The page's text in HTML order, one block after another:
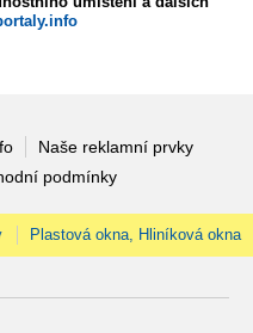
Naše reklamní prvky
podmínky
Plastová okna, Hliníková okna